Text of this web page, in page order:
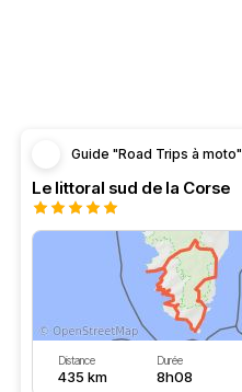
Guide "Road Trips à moto"
Le littoral sud de la Corse
Distance
435 km
Durée
8h08